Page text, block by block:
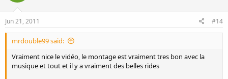
Jun 21, 2011 #14
mrdouble99 said:
Vraiment nice le vidéo, le montage est vraiment tres bon avec la
musique et tout et il y a vraiment des belles rides